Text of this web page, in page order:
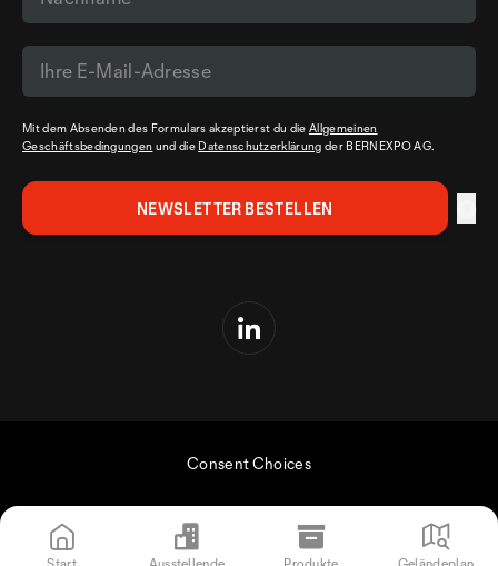
Mit dem Absenden des Formulars akzeptierst du dieAllgemeinen
Geschäftsbedingungen und die Datenschutzerklärung der BERNEXPO AG.
Consent Choices